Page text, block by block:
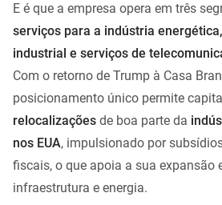
E é que a empresa opera em três
serviços para a indústria
industrial e serviços de
Com o retorno de Trump à Casa
posicionamento único permite
relocalizações de boa parte da
nos EUA, impulsionado por
fiscais, o que apoia a sua expansão
infraestrutura e energia.